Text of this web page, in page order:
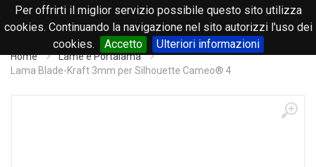
Per offrirti il miglior servizio possibile questo sito utilizza
cookies. Continuando la navigazione nel sito autorizzi l'uso dei
cookies.
Accetto Ulteriori informazioni
0
Home
Lame e Portalama
Lama Blade-Kraft 3mm per Silhouette Cameo® 4